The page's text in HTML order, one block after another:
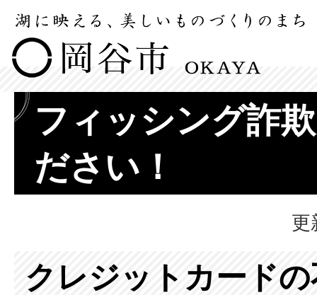
フィッシング詐
ださい！
更
クレジットカード